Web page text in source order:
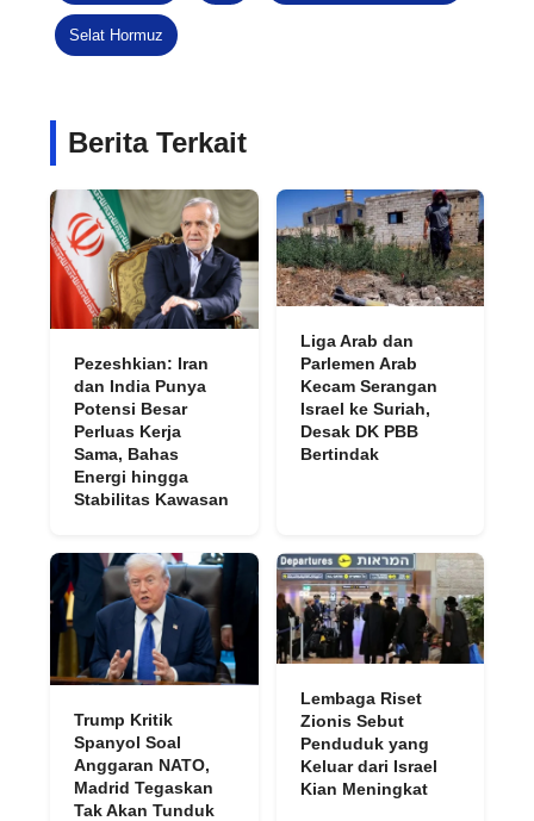
Selat Hormuz
Berita Terkait
Pezeshkian: Iran
dan India Punya
Potensi Besar
Perluas Kerja
Sama, Bahas
Energi hingga
Stabilitas Kawasan
Liga Arab dan
Parlemen Arab
Kecam Serangan
Israel ke Suriah,
Desak DK PBB
Bertindak
Trump Kritik
Spanyol Soal
Anggaran NATO,
Madrid Tegaskan
Tak Akan Tunduk
Lembaga Riset
Zionis Sebut
Penduduk yang
Keluar dari Israel
Kian Meningkat